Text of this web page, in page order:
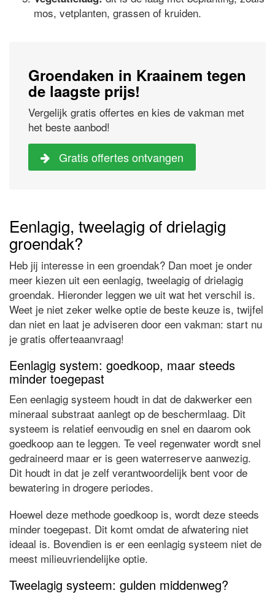
mos, vetplanten, grassen of kruiden.
Groendaken in Kraainem tegen
de laagste prijs!
Vergelijk gratis offertes en kies de vakman met
het beste aanbod!
Gratis offertes ontvangen
Eenlagig, tweelagig of drielagig
groendak?
Heb jij interesse in een groendak? Dan moet je onder
meer kiezen uit een eenlagig, tweelagig of drielagig
groendak. Hieronder leggen we uit wat het verschil is.
Weet je niet zeker welke optie de beste keuze is, twijfel
dan niet en laat je adviseren door een vakman: start nu
je gratis offerteaanvraag!
Eenlagig system: goedkoop, maar steeds
minder toegepast
Een eenlagig systeem houdt in dat de dakwerker een
mineraal substraat aanlegt op de beschermlaag. Dit
systeem is relatief eenvoudig en snel en daarom ook
goedkoop aan te leggen. Te veel regenwater wordt snel
gedraineerd maar er is geen waterreserve aanwezig.
Dit houdt in dat je zelf verantwoordelijk bent voor de
bewatering in drogere periodes.
Hoewel deze methode goedkoop is, wordt deze steeds
minder toegepast. Dit komt omdat de afwatering niet
ideaal is. Bovendien is er een eenlagig systeem niet de
meest milieuvriendelijke optie.
Tweelagig systeem: gulden middenweg?